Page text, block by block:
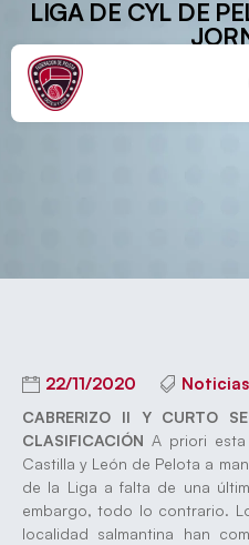
LIGA DE CYL DE
22/11/2020 Noticias
CABRERIZO II Y CURTO
CLASIFICACIÓN A priori
Castilla y León de Pelota a
de la Liga a falta de una
embargo, todo lo contrario.
localidad salmantina han